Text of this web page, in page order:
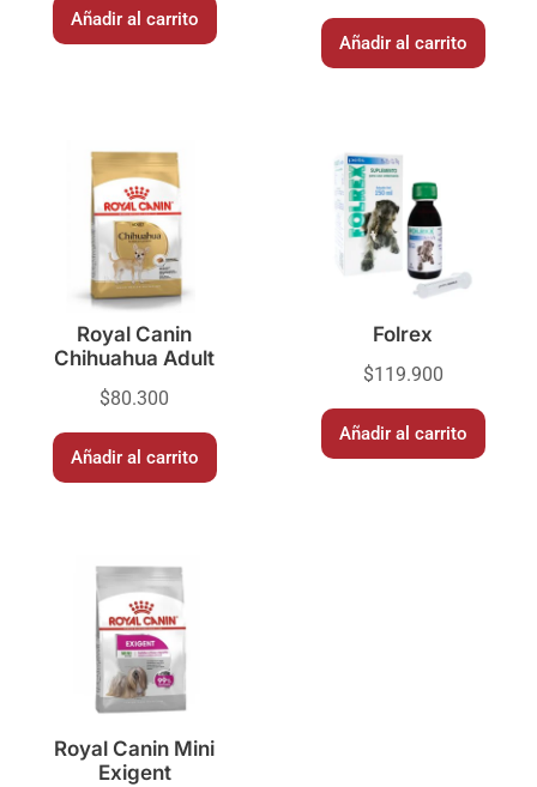
Añadir al carrito
Añadir al carrito
Royal Canin
Chihuahua Adult
$80.300
Añadir al carrito
Folrex
$119.900
Añadir al carrito
Royal Canin Mini
Exigent